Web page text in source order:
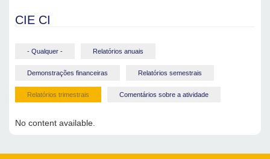
CIE CI
- Qualquer - Relatórios anuais
Demonstrações financeiras Relatórios semestrais
Relatórios trimestrais Comentários sobre a atividade
No content available.